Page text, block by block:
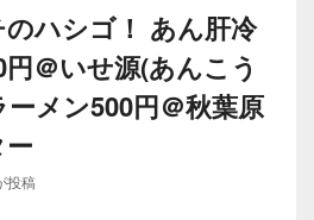
ハシゴ！ あん肝冷
＠いせ源(あんこう
ン500円＠秋葉原
投稿